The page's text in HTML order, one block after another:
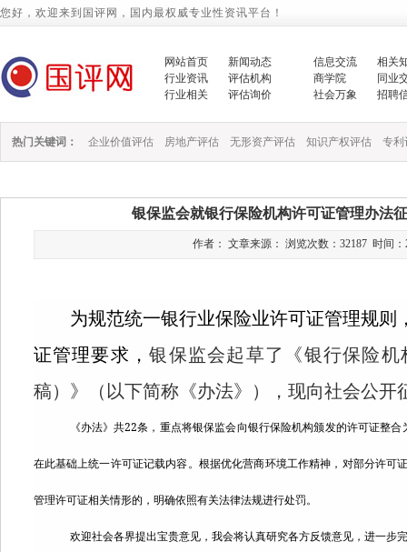
您好，欢迎来到国评网，国内最权威专业性资讯平台！
网站首页
新闻动态
行业资讯
评估机构
行业相关
评估询价
信息交流
相关
商学院
同业
社会万象
招聘
热门关键词： 企业价值评估 房地产评估 无形资产评估 知识产权评估 专利
银保监会就银行保险机构许可证管理办法
作者： 文章来源： 浏览次数：32187 时间：
为规范统一银行业保险业许可证管理规则
证管理要求，银保监会起草了《银行保险
稿）》
（以下简称《办法》） ，现向社会公开
《办法》共22条，重点将银保监会向银行保险机构颁发的许可证整
在此基础上统一许可证记载内容。根据优化营商环境工作精神，对部分许可
管理许可证相关情形的，明确依照有关法律法规进行处罚。
欢迎社会各界提出宝贵意见，我会将认真研究各方反馈意见，进一步